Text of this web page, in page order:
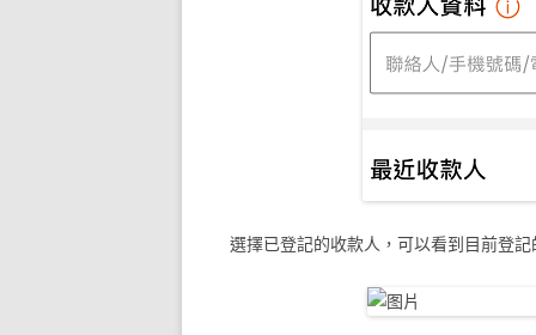
選擇已登記的收款人，可以看到目前登記